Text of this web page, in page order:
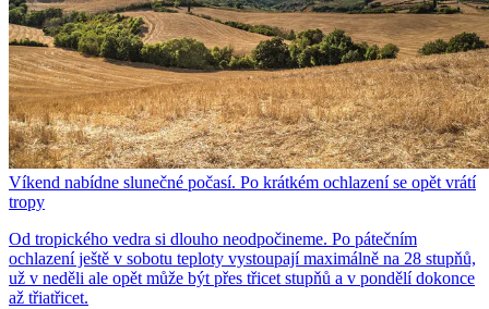
Víkend nabídne slunečné počasí. Po krátkém ochlazení se opět vrátí
tropy
Od tropického vedra si dlouho neodpočineme. Po pátečním
ochlazení ještě v sobotu teploty vystoupají maximálně na 28 stupňů,
už v neděli ale opět může být přes třicet stupňů a v pondělí dokonce
až třiatřicet.